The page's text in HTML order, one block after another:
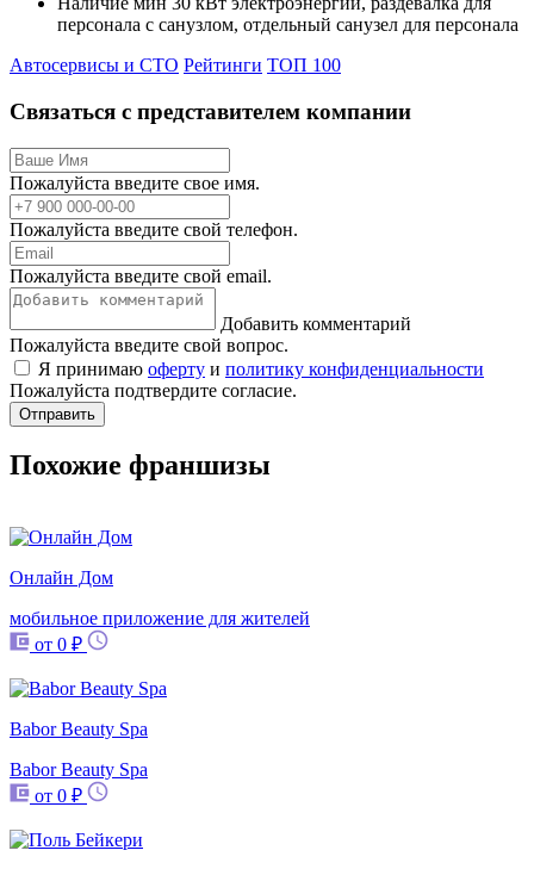
персонала с санузлом, отдельный санузел для персонала
Автосервисы и СТО Рейтинги ТОП 100
Связаться с представителем компании
Пожалуйста введите свое имя.
Пожалуйста введите свой телефон.
Пожалуйста введите свой email.
Добавить комментарий
Пожалуйста введите свой вопрос.
Я принимаю оферту и политику конфиденциальности
Пожалуйста подтвердите согласие.
Отправить
Похожие франшизы
Онлайн Дом
мобильное приложение для жителей
от 0 ₽
Babor Beauty Spa
Babor Beauty Spa
от 0 ₽